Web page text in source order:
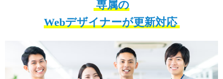
専属の
Webデザイナーが更新対応